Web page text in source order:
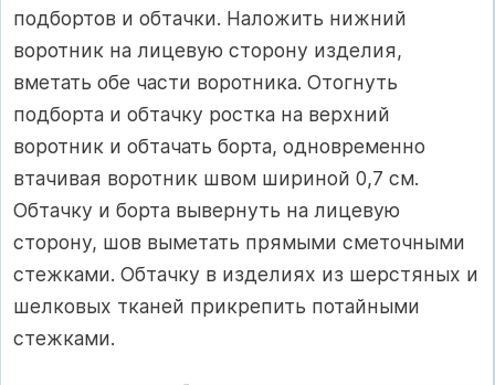
подбортов и обтачки. Наложить нижний
воротник на лицевую сторону изделия,
вметать обе части воротника. Отогнуть
подборта и обтачку ростка на верхний
воротник и обтачать борта, одновременно
втачивая воротник швом шириной 0,7 см.
Обтачку и борта вывернуть на лицевую
сторону, шов выметать прямыми сметочными
стежками. Обтачку в изделиях из шерстяных и
шелковых тканей прикрепить потайными
стежками.